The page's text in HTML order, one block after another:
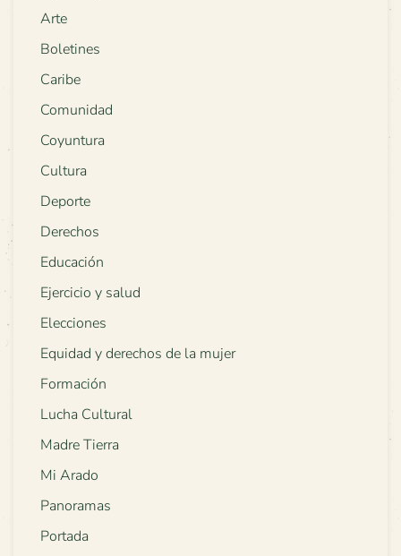
Arte
Boletines
Caribe
Comunidad
Coyuntura
Cultura
Deporte
Derechos
Educación
Ejercicio y salud
Elecciones
Equidad y derechos de la mujer
Formación
Lucha Cultural
Madre Tierra
Mi Arado
Panoramas
Portada